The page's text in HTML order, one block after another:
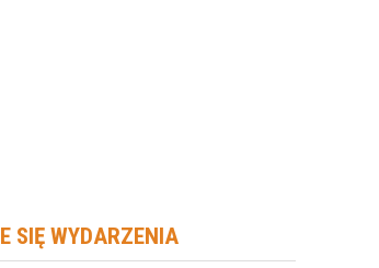
SIĘ WYDARZENIA